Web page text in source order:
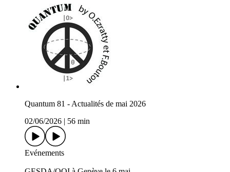
Quantum 81 - Actualités de mai 2026
02/06/2026
56 min
Evénements